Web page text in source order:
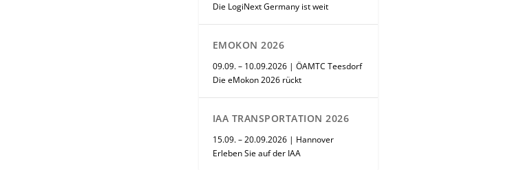
Die LogiNext Germany ist weit
EMOKON 2026
09.09. – 10.09.2026 | ÖAMTC Teesdorf
Die eMokon 2026 rückt
IAA TRANSPORTATION 2026
15.09. – 20.09.2026 | Hannover
Erleben Sie auf der IAA